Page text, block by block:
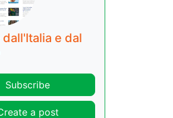
e dal
Subscribe
a post